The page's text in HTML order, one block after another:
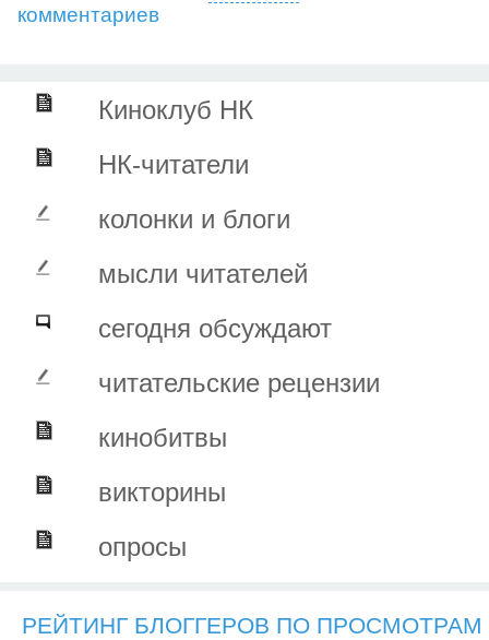
комментариев
Киноклуб НК
НК-читатели
колонки и блоги
мысли читателей
сегодня обсуждают
читательские рецензии
кинобитвы
викторины
опросы
РЕЙТИНГ БЛОГГЕРОВ ПО ПРОСМОТРАМ